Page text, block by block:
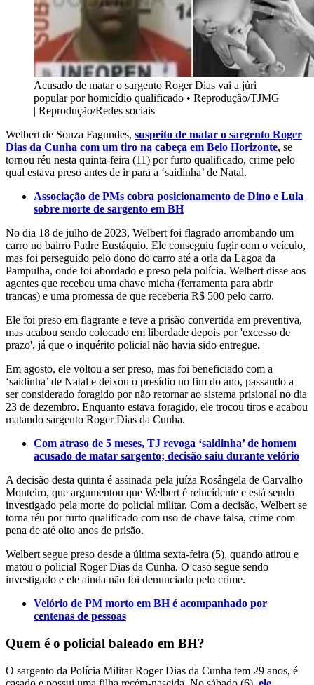
Acusado de matar o sargento Roger Dias vai a júri
popular por homicídio qualificado • Reprodução/TJMG
| Reprodução/Redes sociais
Welbert de Souza Fagundes, suspeito de matar o sargento Roger
Dias da Cunha com um tiro na cabeça em Belo Horizonte, se
tornou réu nesta quinta-feira (11) por furto qualificado, crime pelo
qual estava preso antes de ir para a ‘saidinha’ de Natal.
Associação de PMs cobra posicionamento de Dino e Lula
sobre morte de sargento em BH
No dia 18 de julho de 2023, Welbert foi flagrado arrombando um
carro no bairro Padre Eustáquio. Ele conseguiu fugir com o veículo,
mas foi perseguido pelo dono do carro até a orla da Lagoa da
Pampulha, onde foi abordado e preso pela polícia. Welbert disse aos
agentes que recebeu uma chave micha (ferramenta para abrir
trancas) e uma promessa de que receberia R$ 500 pelo carro.
Ele foi preso em flagrante e teve a prisão convertida em preventiva,
mas acabou sendo colocado em liberdade depois por 'excesso de
prazo', já que o inquérito policial não havia sido entregue.
Em agosto, ele voltou a ser preso, mas foi beneficiado com a
‘saidinha’ de Natal e deixou o presídio no fim do ano, passando a
ser considerado foragido por não retornar ao sistema prisional no dia
23 de dezembro. Enquanto estava foragido, ele trocou tiros e acabou
matando sargento Roger Dias da Cunha.
Com atraso de 5 meses, TJ revoga ‘saidinha’ de homem
acusado de matar sargento; decisão saiu durante velório
A decisão desta quinta é assinada pela juíza Rosângela de Carvalho
Monteiro, que argumentou que Welbert é reincidente e está sendo
investigado pela morte do policial militar. Com a decisão, Welbert se
torna réu por furto qualificado com uso de chave falsa, crime com
pena de até oito anos de prisão.
Welbert segue preso desde a última sexta-feira (5), quando atirou e
matou o policial Roger Dias da Cunha. O caso segue sendo
investigado e ele ainda não foi denunciado pelo crime.
Velório de PM morto em BH é acompanhado por
centenas de pessoas
Quem é o policial baleado em BH?
O sargento da Polícia Militar Roger Dias da Cunha tem 29 anos, é